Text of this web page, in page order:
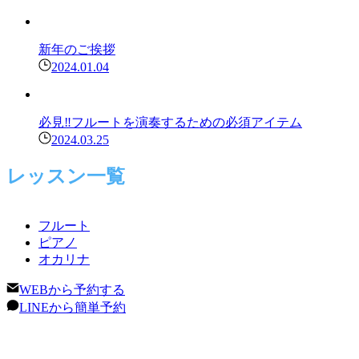
新年のご挨拶
2024.01.04
必見‼︎フルートを演奏するための必須アイテム
2024.03.25
レッスン一覧
フルート
ピアノ
オカリナ
WEBから予約する
LINEから簡単予約